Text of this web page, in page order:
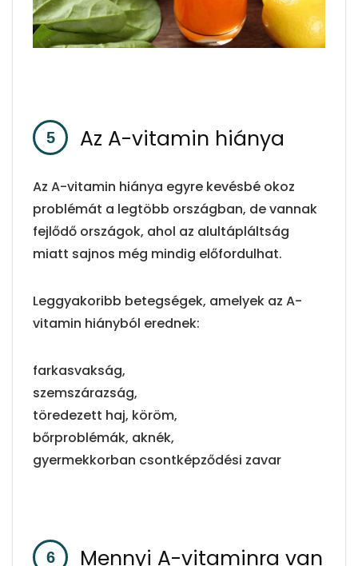
Az A-vitamin hiánya
Az A-vitamin hiánya egyre kevésbé okoz
problémát a legtöbb országban, de vannak
fejlődő országok, ahol az alultápláltság
miatt sajnos még mindig előfordulhat.
Leggyakoribb betegségek, amelyek az A-
vitamin hiányból erednek:
farkasvakság,
szemszárazság,
töredezett haj, köröm,
bőrproblémák, aknék,
gyermekkorban csontképződési zavar
Mennyi A-vitaminra van